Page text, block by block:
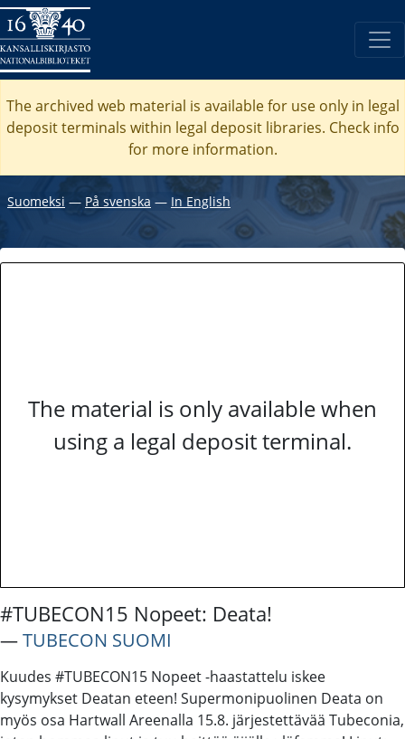
The archived web material is available for use only in legal
deposit terminals within legal deposit libraries. Check info
for more information.
Suomeksi ― På svenska ― In English
The material is only available when
using a legal deposit terminal.
#TUBECON15 Nopeet: Deata!
―TUBECON SUOMI
Kuudes #TUBECON15 Nopeet -haastattelu iskee
kysymykset Deatan eteen! Supermonipuolinen Deata on
myös osa Hartwall Areenalla 15.8. järjestettävää Tubeconia,